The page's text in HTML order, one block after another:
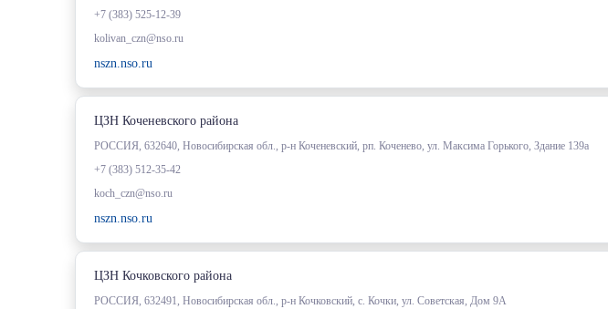
+7 (383) 525-12-39
kolivan_czn@nso.ru
nszn.nso.ru
ЦЗН Коченевского района
РОССИЯ, 632640, Новосибирская обл., р-н Коченевский, рп. Коченево, ул. Максима Горького, Здание 139а
+7 (383) 512-35-42
koch_czn@nso.ru
nszn.nso.ru
ЦЗН Кочковского района
РОССИЯ, 632491, Новосибирская обл., р-н Кочковский, с. Кочки, ул. Советская, Дом 9А